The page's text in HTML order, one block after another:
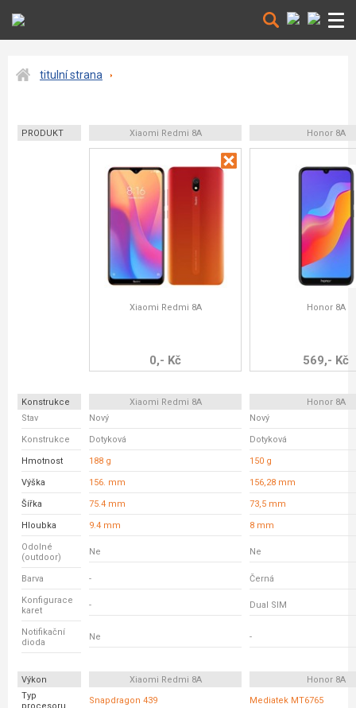
titulní strana
PRODUKT Xiaomi Redmi 8A Honor 8A
Xiaomi Redmi 8A
0,- Kč
Honor 8A
569,- Kč
Konstrukce Xiaomi Redmi 8A
Honor 8A
Stav
Nový Nový
Konstrukce Dotyková Dotyková
Hmotnost 188 g 150 g
Výška 156. mm 156,28 mm
Šířka 75.4 mm 73,5 mm
Hloubka 9.4 mm 8 mm
Odolné
(outdoor)
Ne Ne
Barva - Černá
Konfigurace
karet
- Dual SIM
Notifikační
dioda
Ne -
Výkon Xiaomi Redmi 8A
Honor 8A
Typ
Snapdragon 439 Mediatek MT6765